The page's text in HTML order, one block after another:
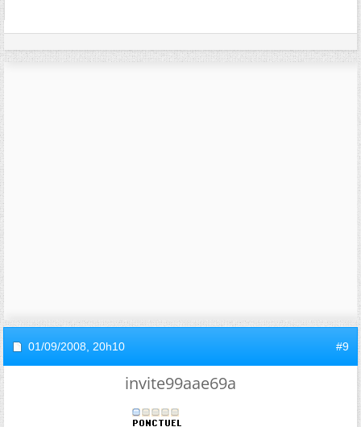
01/09/2008, 20h10 #9
invite99aae69a